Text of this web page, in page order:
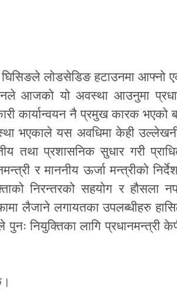
घिसिङले लोडसेडिङ हटाउनमा आफ्नो
आजको यो अवस्था आउनुमा
कार्यान्वयन नै प्रमुख कारक भएको
भएकाले यस अवधिमा केही
तथा प्रशासनिक सुधार गरी
र माननीय ऊर्जा मन्त्रीको
निरन्तरको सहयोग र हौसला
लैजाने लगायतका उपलब्धीहरु
नियुक्तिका लागि प्रधानमन्त्री